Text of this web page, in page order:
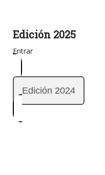
Edición 2025
Entrar
Edición 2024